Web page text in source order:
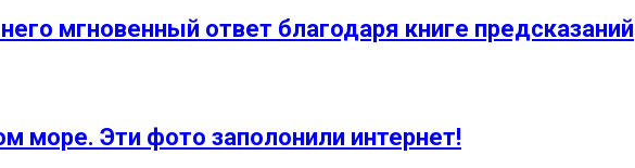
мгновенный ответ благодаря книге предсказаний
море. Эти фото заполонили интернет!